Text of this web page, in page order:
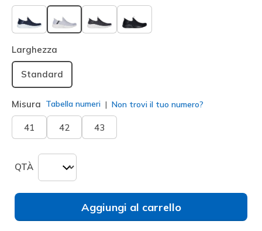
selezionato
Larghezza
Standard
Misura Tabella numeri Non trovi il tuo numero?
41 42 43
QTÀ
Aggiungi al carrello